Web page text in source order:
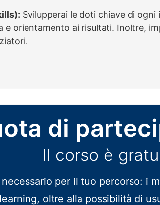
Svilupperai le doti chiave di
e orientamento ai risultati. Inoltre,
di
Il corso è
per il tuo percorso: i
oltre alla possibilità di